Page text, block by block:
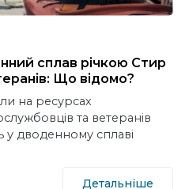
сплав річкою Стир
Що відомо?
на ресурсах
та ветеранів
у дводенному сплаві
Детальніше